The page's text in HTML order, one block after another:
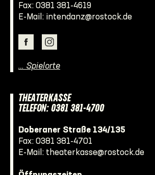
Fax: 0381 381-4619
E-Mail: intendanz@rostock.de
… Spielorte
THEATERKASSE
TELEFON: 0381 381-4700
Doberaner Straße 134/135
Fax: 0381 381-4701
E-Mail: theaterkasse@rostock.de